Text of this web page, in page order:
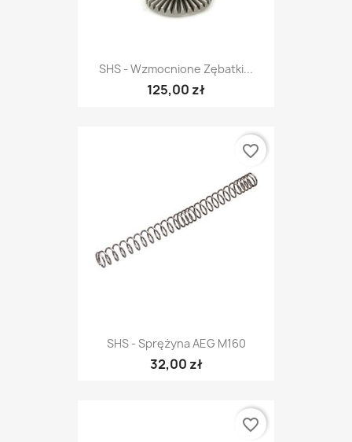
SHS - Wzmocnione Zębatki...
125,00 zł
SHS - Sprężyna AEG M160
32,00 zł
favorite_border
favorite_border